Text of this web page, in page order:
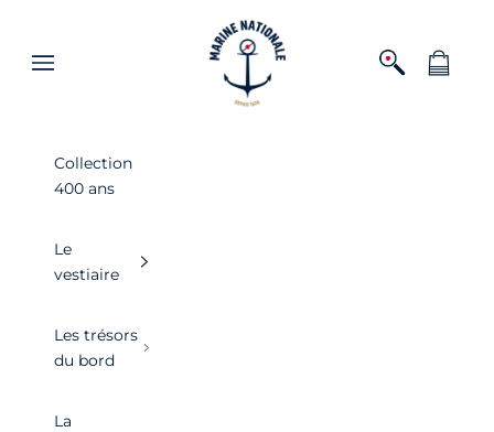
Boutique officielle de la Marine
Ouvrir la navigation
Ouvrir laVoir le
Collection
400 ans
Le
vestiaire
Les trésors
du bord
La